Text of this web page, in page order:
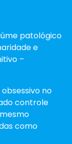
patológico
e
–
no
controle
como